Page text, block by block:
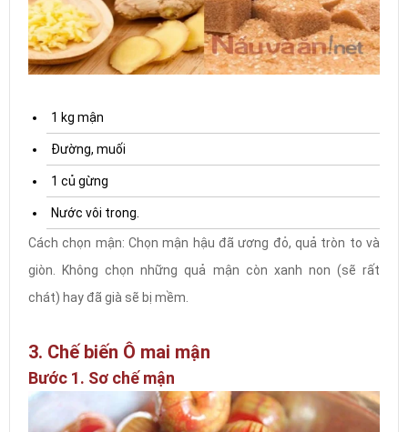
1 kg mận
Đường, muối
1 củ gừng
Nước vôi trong.
Cách chọn mận: Chọn mận hậu đã ương đỏ, quả tròn to và
giòn. Không chọn những quả mận còn xanh non (sẽ rất
chát) hay đã già sẽ bị mềm.
3. Chế biến Ô mai mận
Bước 1. Sơ chế mận